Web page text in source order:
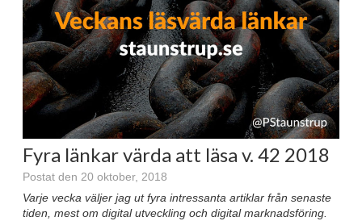
Fyra länkar värda att läsa v. 42 2018
Postat den 20 oktober, 2018
Varje vecka väljer jag ut fyra intressanta artiklar från senaste
tiden, mest om digital utveckling och digital marknadsföring.